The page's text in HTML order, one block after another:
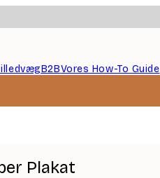
B2BVores How-To Guide
Plakat